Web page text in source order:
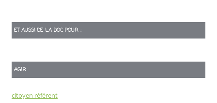
ET AUSSI DE LA DOC POUR :
AGIR
citoyen référent